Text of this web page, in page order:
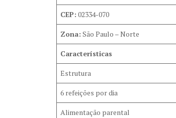
CEP: 02334-070
Zona: São Paulo – Norte
Características
Estrutura
6 refeições por dia
Alimentação parental